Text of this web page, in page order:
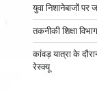
युवा निशानेबाजों
तकनीकी शिक्षा
कांवड़ यात्रा के
रेस्क्यू